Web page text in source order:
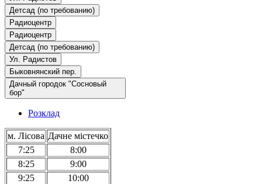
Детсад (по требованию)
Радиоцентр
Радиоцентр
Детсад (по требованию)
Ул. Радистов
Быковнянский пер.
Дачный городок "Сосновый
бор"
Розклад
м. Лісова Дачне містечко
7:25
8:00
8:25
9:00
9:25
10:00